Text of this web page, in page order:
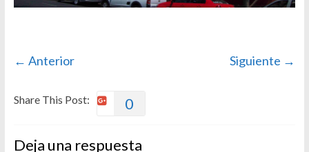
← Anterior Siguiente →
Share This Post: 0
Deja una respuesta